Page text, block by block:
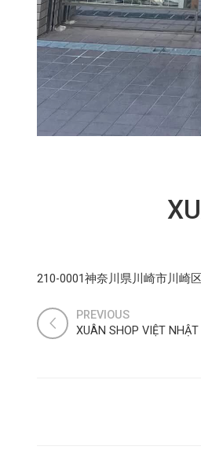
210-0001神奈川県川崎市川崎
PREVIOUS
XUÂN SHOP VIỆT NHẬT